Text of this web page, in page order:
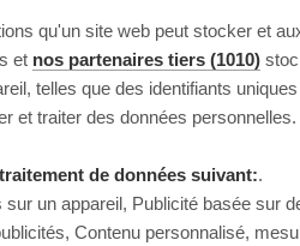
qu'un site web peut stocker et
et nos partenaires tiers (1010)
telles que des identifiants
et traiter des données personnelles.
de données suivant:.
un appareil, Publicité basée sur
Contenu personnalisé,
couldn’t load